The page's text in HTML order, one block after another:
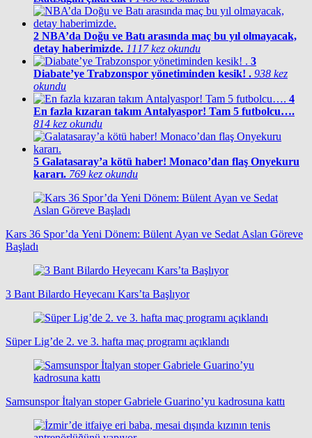
2 NBA’da Doğu ve Batı arasında maç bu yıl olmayacak,
detay haberimizde. 1117 kez okundu
3
Diabate’ye Trabzonspor yönetiminden kesik! . 938 kez
okundu
4
En fazla kızaran takım Antalyaspor! Tam 5 futbolcu….
814 kez okundu
5 Galatasaray’a kötü haber! Monaco’dan flaş Onyekuru
kararı. 769 kez okundu
Kars 36 Spor’da Yeni Dönem: Bülent Ayan ve Sedat Aslan Göreve
Başladı
3 Bant Bilardo Heyecanı Kars’ta Başlıyor
Süper Lig’de 2. ve 3. hafta maç programı açıklandı
Samsunspor İtalyan stoper Gabriele Guarino’yu kadrosuna kattı